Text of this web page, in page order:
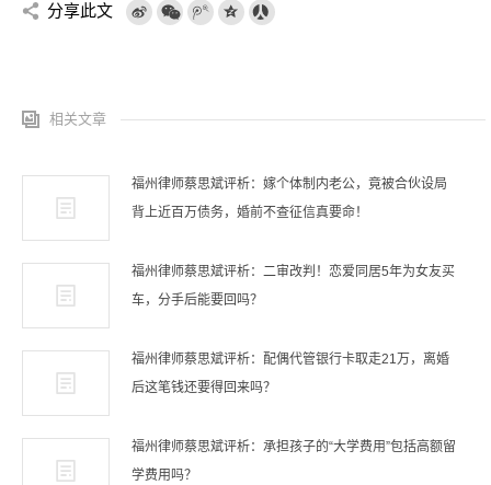
分享此文
相关文章
福州律师蔡思斌评析：嫁个体制内老公，竟被合伙设局
背上近百万债务，婚前不查征信真要命！
福州律师蔡思斌评析：二审改判！恋爱同居5年为女友买
车，分手后能要回吗？
福州律师蔡思斌评析：配偶代管银行卡取走21万，离婚
后这笔钱还要得回来吗？
福州律师蔡思斌评析：承担孩子的“大学费用”包括高额留
学费用吗？